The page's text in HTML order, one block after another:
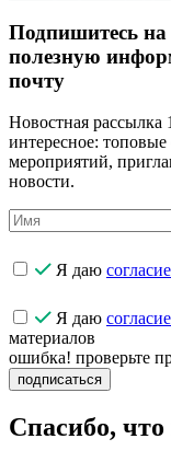
Подпишитесь
полезную
почту
Новостная рассылка
интересное:
мероприятий,
новости.
Я даю согласие
Я даю согласие
материалов
ошибка! проверьте
подписаться
Спасибо,